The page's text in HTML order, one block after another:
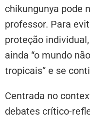
chikungunya pode
professor. Para
proteção
ainda “o mundo
tropicais” e se
Centrada no
debates crítico-